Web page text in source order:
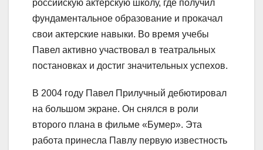
российскую актерскую школу, где получил
фундаментальное образование и прокачал
свои актерские навыки. Во время учебы
Павел активно участвовал в театральных
постановках и достиг значительных успехов.
В 2004 году Павел Прилучный дебютировал
на большом экране. Он снялся в роли
второго плана в фильме «Бумер». Эта
работа принесла Павлу первую известность